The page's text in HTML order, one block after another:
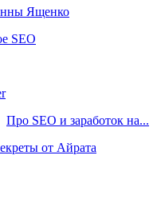
Ященко
SEO
Про SEO и заработок на...
от Айрата